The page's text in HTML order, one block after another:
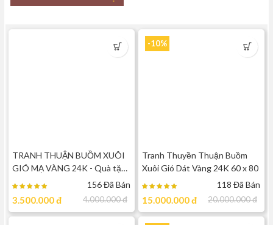
TRANH THUẬN BUỒM XUÔI
GIÓ MẠ VÀNG 24K - Quà tặng
sếp, khách hàng, đối tác, người
156 Đã Bán
3.500.000đ 4.000.000đ
-10%
Tranh Thuyền Thuận Buồm
Xuôi Gió Dát Vàng 24K 60 x 80
118 Đã Bán
15.000.000đ 20.000.000đ